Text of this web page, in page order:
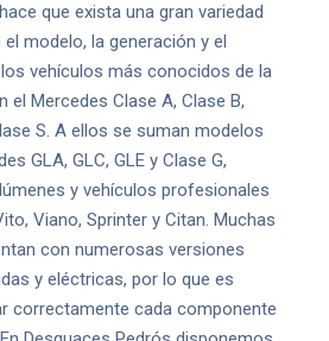
que exista una gran variedad
modelo, la generación y el
vehículos más conocidos de la
el Mercedes Clase A, Clase B,
S. A ellos se suman modelos
GLA, GLC, GLE y Clase G,
y vehículos profesionales
Viano, Sprinter y Citan. Muchas
con numerosas versiones
y eléctricas, por lo que es
correctamente cada componente